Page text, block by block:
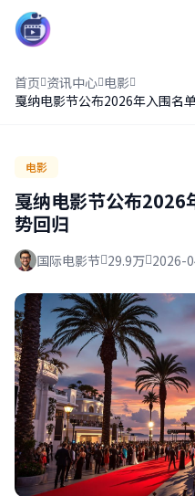
首页 资讯中心 电影
戛纳电影节公布2026年入围名
电影
戛纳电影节公布2026
势回归
国际电影节 29.9万 2026-